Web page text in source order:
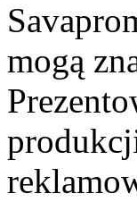
mogą